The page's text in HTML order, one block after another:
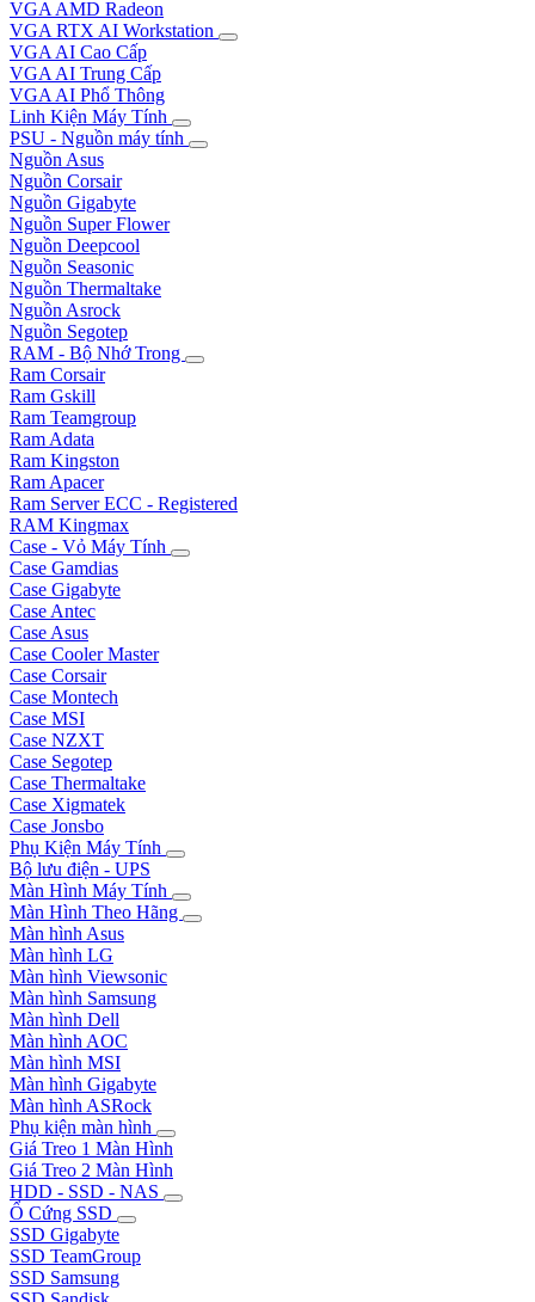
VGA AMD Radeon
VGA RTX AI Workstation
VGA AI Cao Cấp
VGA AI Trung Cấp
VGA AI Phổ Thông
Linh Kiện Máy Tính
PSU - Nguồn máy tính
Nguồn Asus
Nguồn Corsair
Nguồn Gigabyte
Nguồn Super Flower
Nguồn Deepcool
Nguồn Seasonic
Nguồn Thermaltake
Nguồn Asrock
Nguồn Segotep
RAM - Bộ Nhớ Trong
Ram Corsair
Ram Gskill
Ram Teamgroup
Ram Adata
Ram Kingston
Ram Apacer
Ram Server ECC - Registered
RAM Kingmax
Case - Vỏ Máy Tính
Case Gamdias
Case Gigabyte
Case Antec
Case Asus
Case Cooler Master
Case Corsair
Case Montech
Case MSI
Case NZXT
Case Segotep
Case Thermaltake
Case Xigmatek
Case Jonsbo
Phụ Kiện Máy Tính
Bộ lưu điện - UPS
Màn Hình Máy Tính
Màn Hình Theo Hãng
Màn hình Asus
Màn hình LG
Màn hình Viewsonic
Màn hình Samsung
Màn hình Dell
Màn hình AOC
Màn hình MSI
Màn hình Gigabyte
Màn hình ASRock
Phụ kiện màn hình
Giá Treo 1 Màn Hình
Giá Treo 2 Màn Hình
HDD - SSD - NAS
Ổ Cứng SSD
SSD Gigabyte
SSD TeamGroup
SSD Samsung